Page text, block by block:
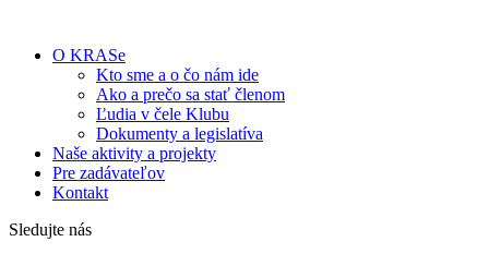
O KRASe
Kto sme a o čo nám ide
Ako a prečo sa stať členom
Ľudia v čele Klubu
Dokumenty a legislatíva
Naše aktivity a projekty
Pre zadávateľov
Kontakt
Sledujte nás